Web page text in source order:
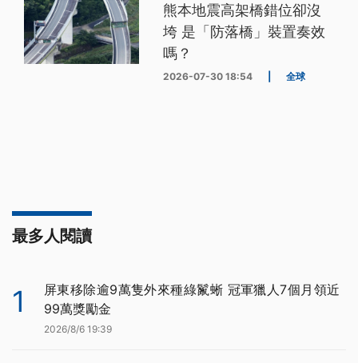
熊本地震高架橋錯位卻沒
垮 是「防落橋」裝置奏效
嗎？
2026-07-30 18:54 全球
最多人閱讀
1
屏東移除逾9萬隻外來種綠鬣蜥 冠軍獵人7個月領近
99萬獎勵金
2026/8/6 19:39